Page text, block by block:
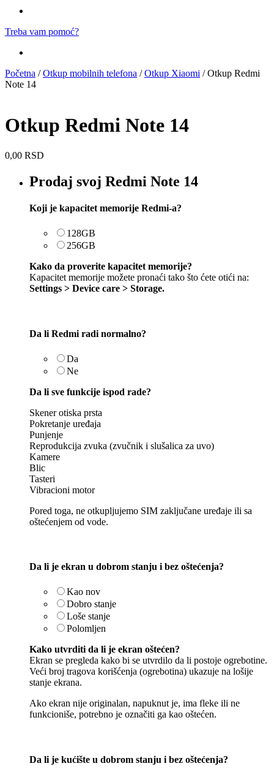
Treba vam pomoć?
Početna /Otkup mobilnih telefona /Otkup Xiaomi / Otkup Redmi
Note 14
Otkup Redmi Note 14
0,00 RSD
Prodaj svoj Redmi Note 14
Koji je kapacitet memorije Redmi-a?
128GB
256GB
Kako da proverite kapacitet memorije?
Kapacitet memorije možete pronaći tako što ćete otići na:
Settings > Device care > Storage.
Da li Redmi radi normalno?
Da
Ne
Da li sve funkcije ispod rade?
Skener otiska prsta
Pokretanje uređaja
Punjenje
Reprodukcija zvuka (zvučnik i slušalica za uvo)
Kamere
Blic
Tasteri
Vibracioni motor
Pored toga, ne otkupljujemo SIM zaključane uređaje ili sa
oštećenjem od vode.
Da li je ekran u dobrom stanju i bez oštećenja?
Kao nov
Dobro stanje
Loše stanje
Polomljen
Kako utvrditi da li je ekran oštećen?
Ekran se pregleda kako bi se utvrdilo da li postoje ogrebotine.
Veći broj tragova korišćenja (ogrebotina) ukazuje na lošije
stanje ekrana.
Ako ekran nije originalan, napuknut je, ima fleke ili ne
funkcioniše, potrebno je označiti ga kao oštećen.
Da li je kućište u dobrom stanju i bez oštećenja?